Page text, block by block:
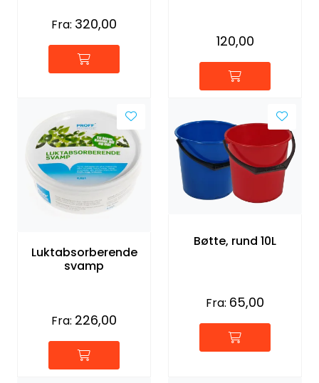
Fra: 320,00
120,00
Luktabsorberende
svamp
Fra: 226,00
Bøtte, rund 10L
Fra: 65,00